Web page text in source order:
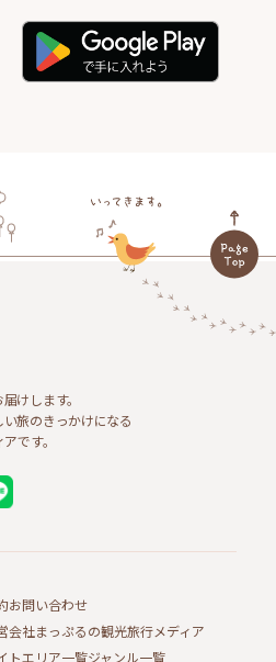
けします。
旅のきっかけになる
です。
お問い合わせ
会社まっぷるの観光旅行メディア
トエリア一覧ジャンル一覧